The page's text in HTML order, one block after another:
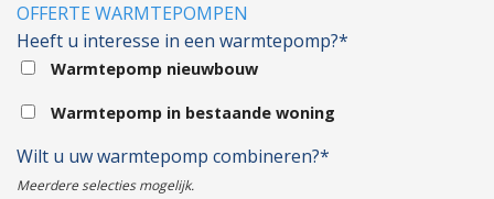
OFFERTE WARMTEPOMPEN
Heeft u interesse in een warmtepomp?*
Warmtepomp nieuwbouw
Warmtepomp in bestaande woning
Wilt u uw warmtepomp combineren?*
Meerdere selecties mogelijk.